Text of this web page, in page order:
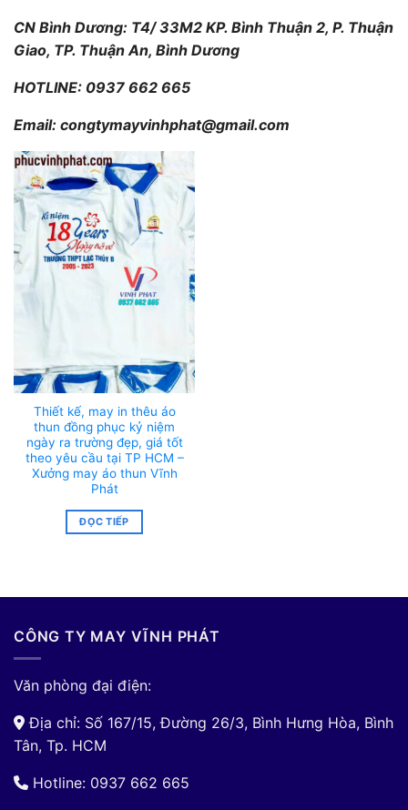
CN Bình Dương: T4/ 33M2 KP. Bình Thuận 2, P. Thuận
Giao, TP. Thuận An, Bình Dương
HOTLINE: 0937 662 665
Email: congtymayvinhphat@gmail.com
Thiết kế, may in thêu áo
thun đồng phục kỷ niệm
ngày ra trường đẹp, giá tốt
theo yêu cầu tại TP HCM –
Xưởng may áo thun Vĩnh
Phát
ĐỌC TIẾP
CÔNG TY MAY VĨNH PHÁT
Văn phòng đại điện:
Địa chỉ: Số 167/15, Đường 26/3, Bình Hưng Hòa, Bình
Tân, Tp. HCM
Hotline: 0937 662 665